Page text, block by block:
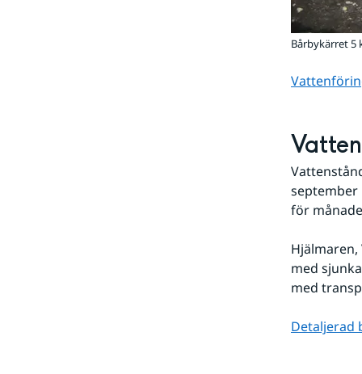
Bårbykärret 5
september
för
med
med
Detaljerad